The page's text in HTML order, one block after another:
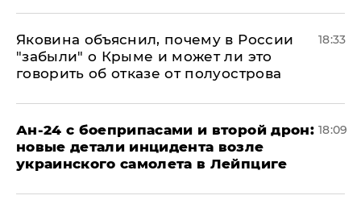
Яковина объяснил, почему в России
"забыли" о Крыме и может ли это
говорить об отказе от полуострова
18:33
Ан-24 с боеприпасами и второй дрон:
новые детали инцидента возле
украинского самолета в Лейпциге
18:09